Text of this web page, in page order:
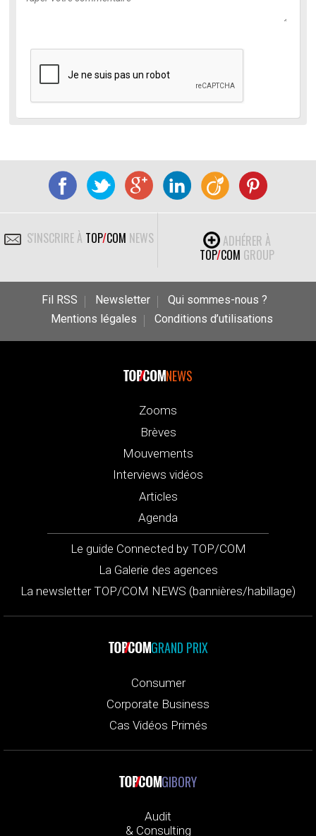
S'INSCRIRE À TOP/COM NEWS
ADHÉRER À
TOP/COM GROUP
Fil RSS Newsletter
Qui sommes-nous ?
Mentions légales
Conditions d’utilisations
NEWS
Zooms
Brèves
Mouvements
Interviews vidéos
Articles
Agenda
Le guide Connected by TOP/COM
La Galerie des agences
La newsletter TOP/COM NEWS (bannières/habillage)
GRAND PRIX
Consumer
Corporate Business
Cas Vidéos Primés
GIBORY
Audit
& Consulting